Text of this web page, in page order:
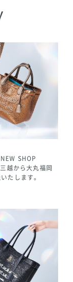
SHOP
越から大丸福岡
たします。